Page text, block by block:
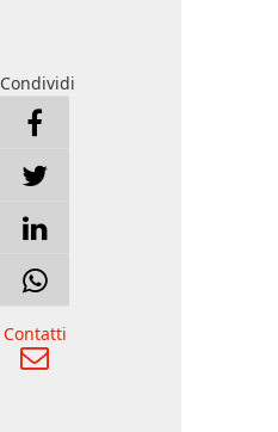
Condividi
Contatti